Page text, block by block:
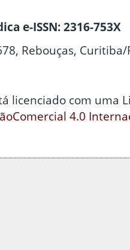
e-ISSN: 2316-753X
Rebouças, Curitiba/
licenciado com uma
4.0